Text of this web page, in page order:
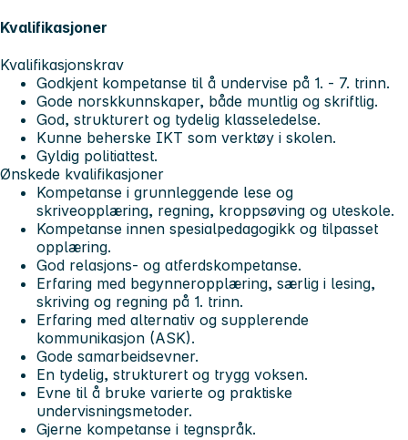
Kvalifikasjoner
Kvalifikasjonskrav
Godkjent kompetanse til å undervise på 1. - 7. trinn.
Gode norskkunnskaper, både muntlig og skriftlig.
God, strukturert og tydelig klasseledelse.
Kunne beherske IKT som verktøy i skolen.
Gyldig politiattest.
Ønskede kvalifikasjoner
Kompetanse i grunnleggende lese og
skriveopplæring, regning, kroppsøving og uteskole.
Kompetanse innen spesialpedagogikk og tilpasset
opplæring.
God relasjons- og atferdskompetanse.
Erfaring med begynneropplæring, særlig i lesing,
skriving og regning på 1. trinn.
Erfaring med alternativ og supplerende
kommunikasjon (ASK).
Gode samarbeidsevner.
En tydelig, strukturert og trygg voksen.
Evne til å bruke varierte og praktiske
undervisningsmetoder.
Gjerne kompetanse i tegnspråk.